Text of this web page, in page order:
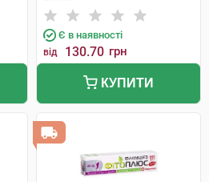
Є в наявності
від 130.70 грн
КУПИТИ